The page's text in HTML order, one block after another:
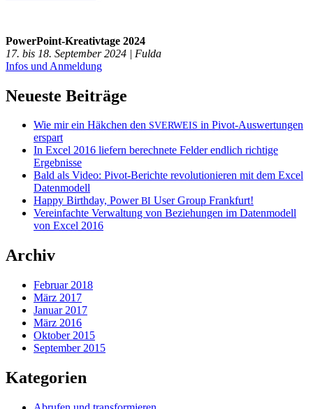
PowerPoint-Kreativtage 2024
17. bis 18. September 2024 | Fulda
Infos und Anmeldung
Neueste Beiträge
Wie mir ein Häkchen den SVERWEIS in Pivot-Auswertungen
erspart
In Excel 2016 liefern berechnete Felder endlich richtige
Ergebnisse
Bald als Video: Pivot-Berichte revolutionieren mit dem Excel
Datenmodell
Happy Birthday, PowerBI User Group Frankfurt!
Vereinfachte Verwaltung von Beziehungen im Datenmodell
von Excel 2016
Archiv
Februar 2018
März 2017
Januar 2017
März 2016
Oktober 2015
September 2015
Kategorien